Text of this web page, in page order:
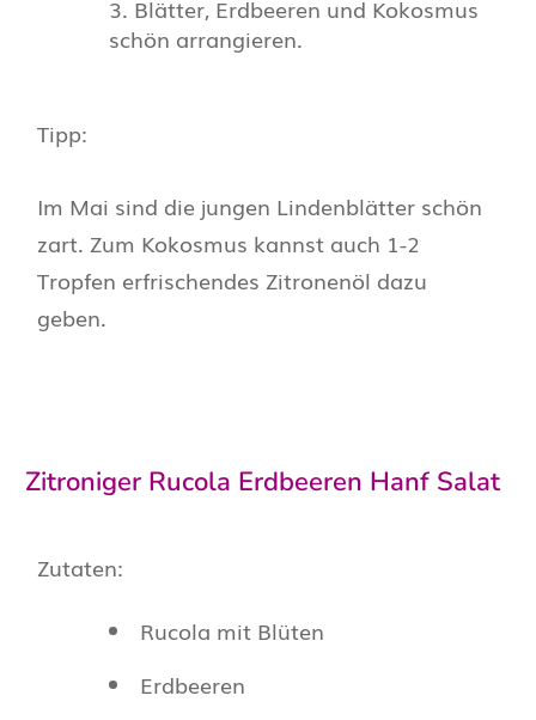
Blätter, Erdbeeren und Kokosmus
schön arrangieren.
Tipp:
Im Mai sind die jungen Lindenblätter schön
zart. Zum Kokosmus kannst auch 1-2
Tropfen erfrischendes Zitronenöl dazu
geben.
Zitroniger Rucola Erdbeeren Hanf Salat
Zutaten:
Rucola mit Blüten
Erdbeeren